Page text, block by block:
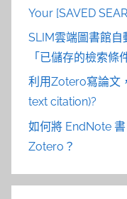
Your [SAVED
SLIM雲端圖書館自
「已儲存的檢索條
利用Zotero寫論文
text citation)?
如何將 EndNote
Zotero？